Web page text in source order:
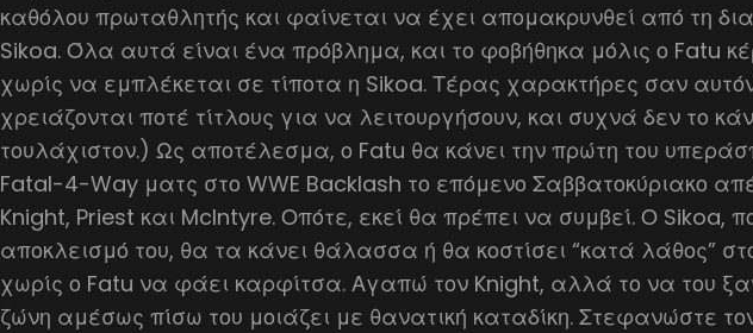
καθόλου πρωταθλητής και φαίνεται να έχει απομακρυνθεί από τη
Sikoa. Όλα αυτά είναι ένα πρόβλημα, και το φοβήθηκα μόλις ο Fatu
χωρίς να εμπλέκεται σε τίποτα η Sikoa. Τέρας χαρακτήρες σαν
χρειάζονται ποτέ τίτλους για να λειτουργήσουν, και συχνά δεν το
τουλάχιστον.) Ως αποτέλεσμα, ο Fatu θα κάνει την πρώτη του
Fatal-4-Way ματς στο WWE Backlash το επόμενο Σαββατοκύριακο
Knight, Priest και McIntyre. Οπότε, εκεί θα πρέπει να συμβεί. Ο Sikoa,
αποκλεισμό του, θα τα κάνει θάλασσα ή θα κοστίσει “κατά λάθος”
χωρίς ο Fatu να φάει καρφίτσα. Αγαπώ τον Knight, αλλά το να του
ζώνη αμέσως πίσω του μοιάζει με θανατική καταδίκη. Στεφανώστε